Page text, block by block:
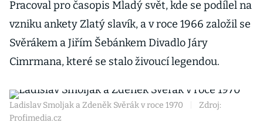
Pracoval pro časopis Mladý svět, kde se podílel na
vzniku ankety Zlatý slavík, a v roce 1966 založil se
Svěrákem a Jiřím Šebánkem Divadlo Járy
Cimrmana, které se stalo živoucí legendou.
Ladislav Smoljak a Zdeněk Svěrák v roce 1970
Zdroj:
Profimedia.cz